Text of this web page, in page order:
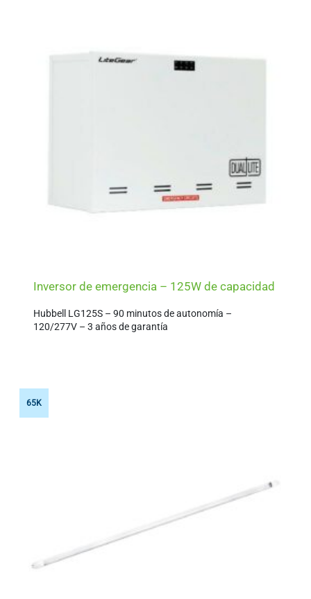
Inversor de emergencia – 125W de capacidad
Hubbell LG125S – 90 minutos de autonomía –
120/277V – 3 años de garantía
65K